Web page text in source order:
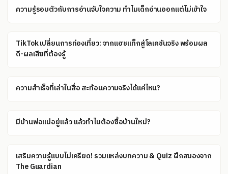
ความรู้รอบตัวกับการอ่านจับใจความ ทำไมเด็กอ่านออกแต่ไม่เข้าใจ
TikTok เปลี่ยนการท่องเที่ยว: จากแฮชแท็กสู่โลเคชันจริง พร้อมผล
ดี-ผลเสียที่ต้องรู้
ความสำเร็จที่เล่าในสื่อ สะท้อนความจริงได้แค่ไหน?
มีบ้านพ่อแม่อยู่แล้ว แล้วทำไมต้องซื้อบ้านใหม่?
เสริมความรู้แบบไม่เครียด! รวมแหล่งบทความ & Quiz ฝึกสมองจาก
The Guardian